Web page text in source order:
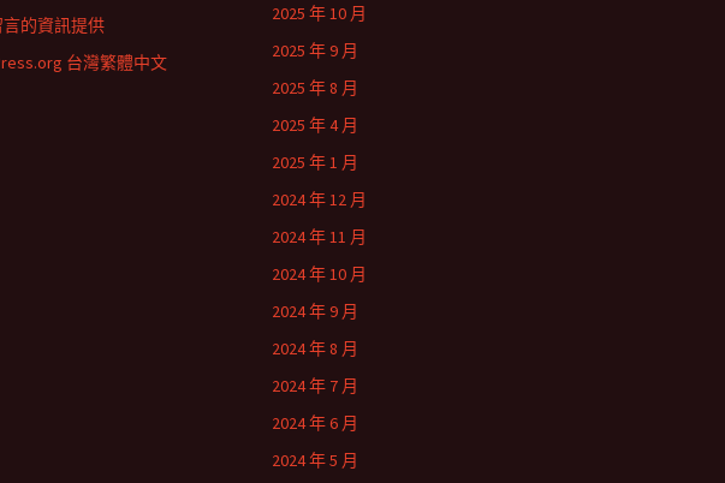
2025 年 10 月
2025 年 9 月
2025 年 8 月
2025 年 4 月
2025 年 1 月
2024 年 12 月
2024 年 11 月
2024 年 10 月
2024 年 9 月
2024 年 8 月
2024 年 7 月
2024 年 6 月
2024 年 5 月
的資訊提供
台灣繁體中文